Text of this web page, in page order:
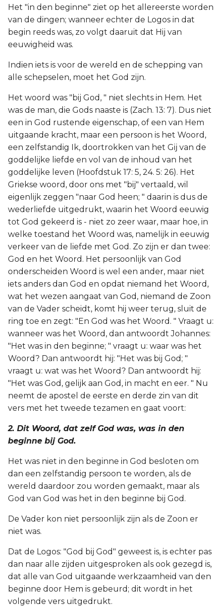
Het "in den beginne" ziet op het allereerste worden
van de dingen; wanneer echter de Logos in dat
begin reeds was, zo volgt daaruit dat Hij van
eeuwigheid was.
Indien iets is voor de wereld en de schepping van
alle schepselen, moet het God zijn.
Het woord was "bij God, " niet slechts in Hem. Het
was de man, die Gods naaste is (Zach. 13: 7). Dus niet
een in God rustende eigenschap, of een van Hem
uitgaande kracht, maar een persoon is het Woord,
een zelfstandig Ik, doortrokken van het Gij van de
goddelijke liefde en vol van de inhoud van het
goddelijke leven (Hoofdstuk 17: 5, 24. 5: 26). Het
Griekse woord, door ons met "bij" vertaald, wil
eigenlijk zeggen "naar God heen; " daarin is dus de
wederliefde uitgedrukt, waarin het Woord eeuwig
tot God gekeerd is - niet zo zeer waar, maar hoe, in
welke toestand het Woord was, namelijk in eeuwig
verkeer van de liefde met God. Zo zijn er dan twee:
God en het Woord. Het persoonlijk van God
onderscheiden Woord is wel een ander, maar niet
iets anders dan God en opdat niemand het Woord,
wat het wezen aangaat van God, niemand de Zoon
van de Vader scheidt, komt hij weer terug, sluit de
ring toe en zegt: "En God was het Woord. " Vraagt u:
wanneer was het Woord, dan antwoordt Johannes:
"Het was in den beginne; " vraagt u: waar was het
Woord? Dan antwoordt hij: "Het was bij God; "
vraagt u: wat was het Woord? Dan antwoordt hij:
"Het was God, gelijk aan God, in macht en eer. " Nu
neemt de apostel de eerste en derde zin van dit
vers met het tweede tezamen en gaat voort:
2. Dit Woord, dat zelf God was, was in den
beginne bij God.
Het was niet in den beginne in God besloten om
dan een zelfstandig persoon te worden, als de
wereld daardoor zou worden gemaakt, maar als
God van God was het in den beginne bij God.
De Vader kon niet persoonlijk zijn als de Zoon er
niet was.
Dat de Logos: "God bij God" geweest is, is echter pas
dan naar alle zijden uitgesproken als ook gezegd is,
dat alle van God uitgaande werkzaamheid van den
beginne door Hem is gebeurd; dit wordt in het
volgende vers uitgedrukt.